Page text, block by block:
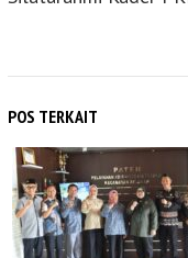
POS TERKAIT